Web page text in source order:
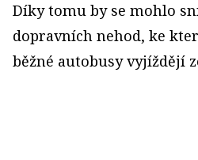
Díky tomu by se mohlo
dopravních nehod, ke
běžné autobusy vyjíždějí